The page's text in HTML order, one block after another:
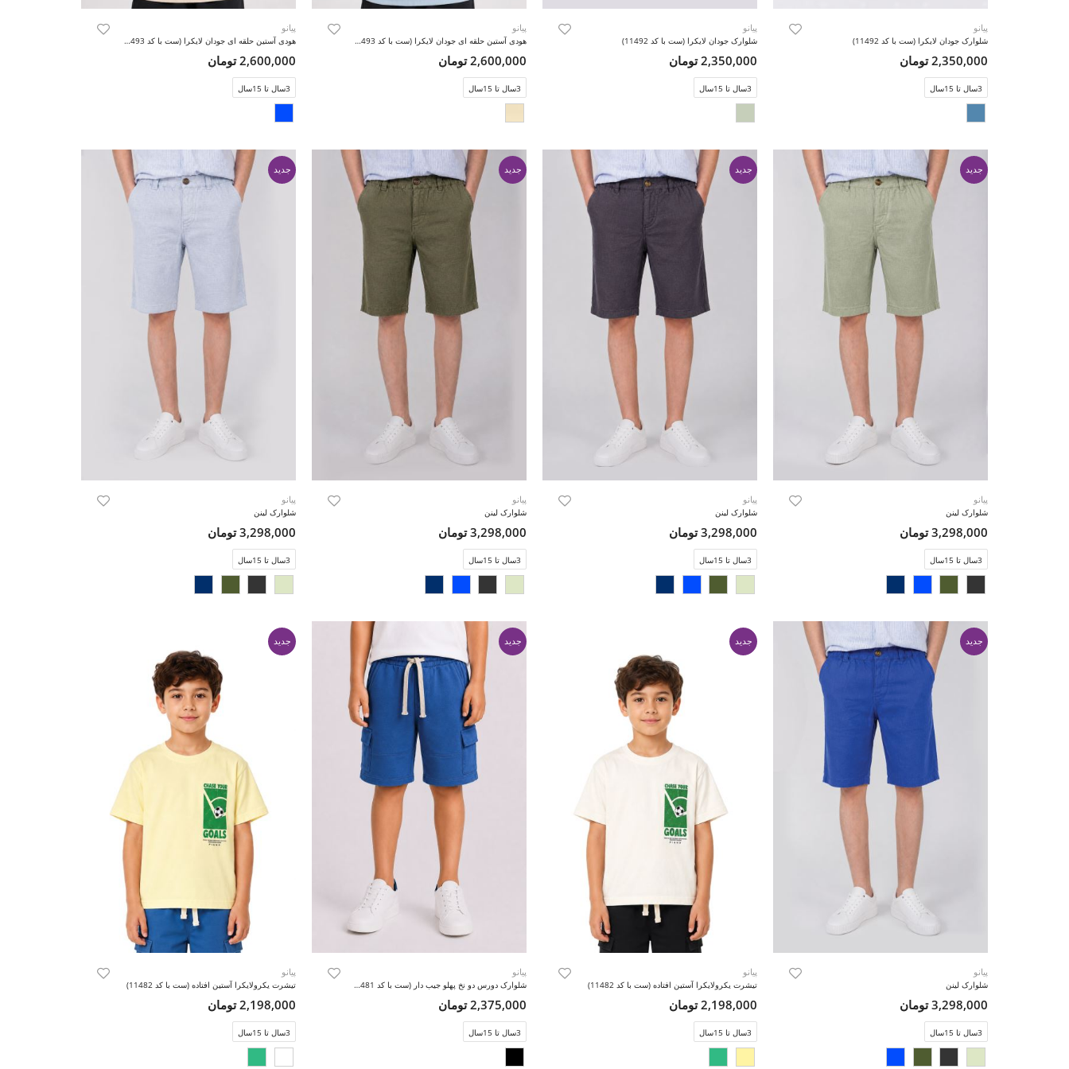
پیانو
شلوارک جودان لایکرا (ست با کد 11492)
2,350,000 تومان
3سال تا 15سال
پیانو
شلوارک جودان لایکرا (ست با کد 11492)
2,350,000 تومان
3سال تا 15سال
پیانو
هودی آستین حلقه ای جودان لایکرا (ست با کد 11493)
2,600,000 تومان
3سال تا 15سال
پیانو
هودی آستین حلقه ای جودان لایکرا (ست با کد 11493)
2,600,000 تومان
3سال تا 15سال
جدید
پیانو
شلوارک لینن
3,298,000 تومان
3سال تا 15سال
جدید
پیانو
شلوارک لینن
3,298,000 تومان
3سال تا 15سال
جدید
پیانو
شلوارک لینن
3,298,000 تومان
3سال تا 15سال
جدید
پیانو
شلوارک لینن
3,298,000 تومان
3سال تا 15سال
جدید
پیانو
شلوارک لینن
3,298,000 تومان
3سال تا 15سال
جدید
پیانو
تیشرت یکرولایکرا آستین افتاده (ست با کد 11482)
2,198,000 تومان
3سال تا 15سال
جدید
پیانو
شلوارک دورس دو نخ پهلو جیب دار (ست با کد 11481)
2,375,000 تومان
3سال تا 15سال
جدید
پیانو
تیشرت یکرولایکرا آستین افتاده (ست با کد 11482)
2,198,000 تومان
3سال تا 15سال